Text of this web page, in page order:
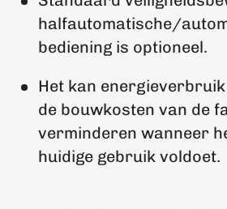
halfautomatische/
bediening is optioneel.
Het kan
de bouwkosten van de
verminderen wanneer
huidige gebruik voldoet.